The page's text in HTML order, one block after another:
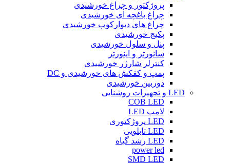
پروژکتور و چراغ خورشیدی
چراغ باغچه ای خورشیدی
چراغ های دیوارکوب خورشیدی
پکیج خورشیدی
پنل و سلول خورشیدی
سانورتر و اینورتر
کنترلر شارژر خورشیدی
پمپ و کفکش های خورشیدی و DC
دوربین خورشیدی
LED و تجهیزات روشنایی
COB LED
لامپ LED
LED پروژکتوری
LED تابلویی
LED رشد گیاه
power led
SMD LED